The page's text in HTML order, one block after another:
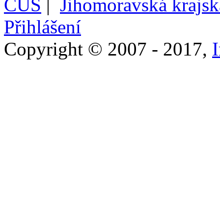
ČUS
Jihomoravská
Přihlášení
Copyright © 2007 - 2017,